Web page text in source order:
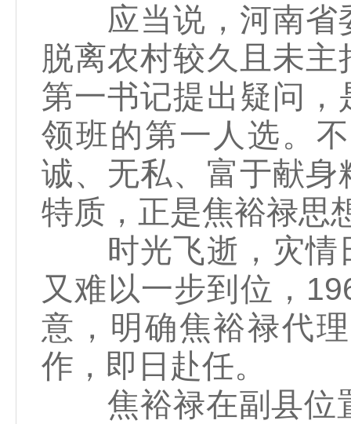
应当说，河南省
脱离农村较久且未
第一书记提出疑问
领班的第一人选。
诚、无私、富于献
特质，正是焦裕禄思
时光飞逝，灾情
又难以一步到位，
意，明确焦裕禄代
作，即日赴任。
焦裕禄在副县位